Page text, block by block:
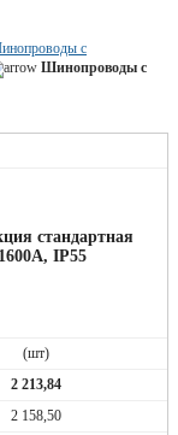
с
Шинопроводы с
стандартная
IP55
(шт)
2 213,84
2 158,50